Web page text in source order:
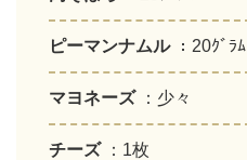
ピーマンナムル ：20ｸﾞﾗﾑ
マヨネーズ ：少々
チーズ ：1枚